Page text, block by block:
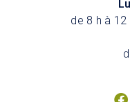
de 8 h à